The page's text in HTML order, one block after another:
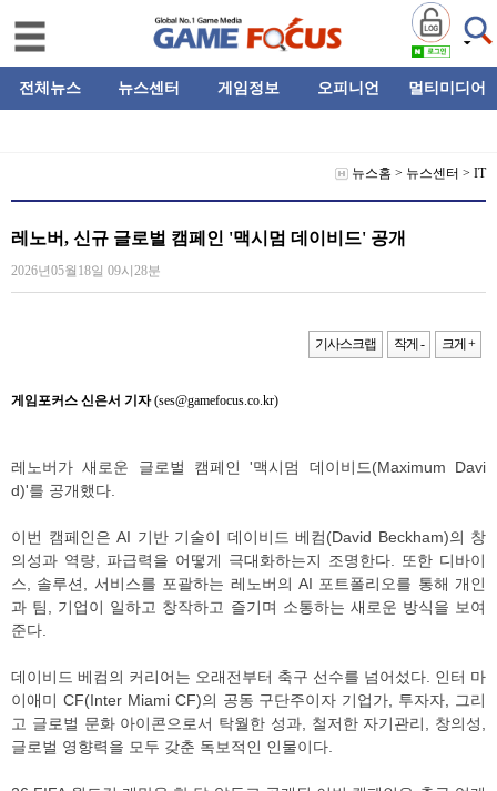
전체뉴스 뉴스센터 게임정보 오피니언 멀티미디어
뉴스홈 > 뉴스센터 > IT
레노버, 신규 글로벌 캠페인 '맥시멈 데이비드' 공개
2026년05월18일 09시28분
기사스크랩 작게 - 크게 +
게임포커스 신은서 기자(ses@gamefocus.co.kr)
레노버가 새로운 글로벌 캠페인 '맥시멈 데이비드(Maximum Davi
d)'를 공개했다.
이번 캠페인은 AI 기반 기술이 데이비드 베컴(David Beckham)의 창
의성과 역량, 파급력을 어떻게 극대화하는지 조명한다. 또한 디바이
스, 솔루션, 서비스를 포괄하는 레노버의 AI 포트폴리오를 통해 개인
과 팀, 기업이 일하고 창작하고 즐기며 소통하는 새로운 방식을 보여
준다.
데이비드 베컴의 커리어는 오래전부터 축구 선수를 넘어섰다. 인터 마
이애미 CF(Inter Miami CF)의 공동 구단주이자 기업가, 투자자, 그리
고 글로벌 문화 아이콘으로서 탁월한 성과, 철저한 자기관리, 창의성,
글로벌 영향력을 모두 갖춘 독보적인 인물이다.